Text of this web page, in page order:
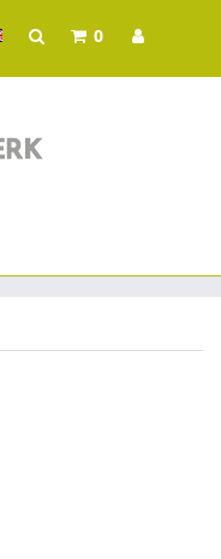
Idee & Werk - your
0